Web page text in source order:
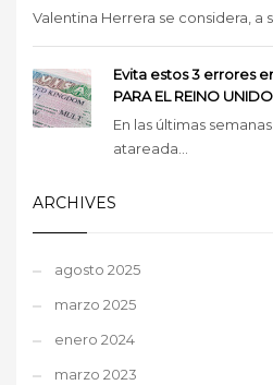
Valentina Herrera se considera, a
Evita estos 3 errores
PARA EL REINO UNIDO
En las últimas
atareada...
ARCHIVES
agosto 2025
marzo 2025
enero 2024
marzo 2023